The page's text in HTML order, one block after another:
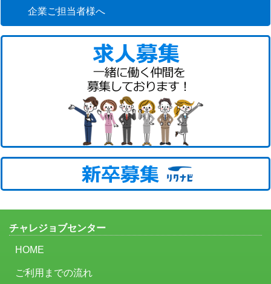
企業ご担当者様へ
チャレジョブセンター
HOME
ご利用までの流れ